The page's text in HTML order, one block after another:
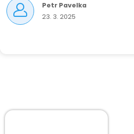
Petr Pavelka
23. 3. 2025